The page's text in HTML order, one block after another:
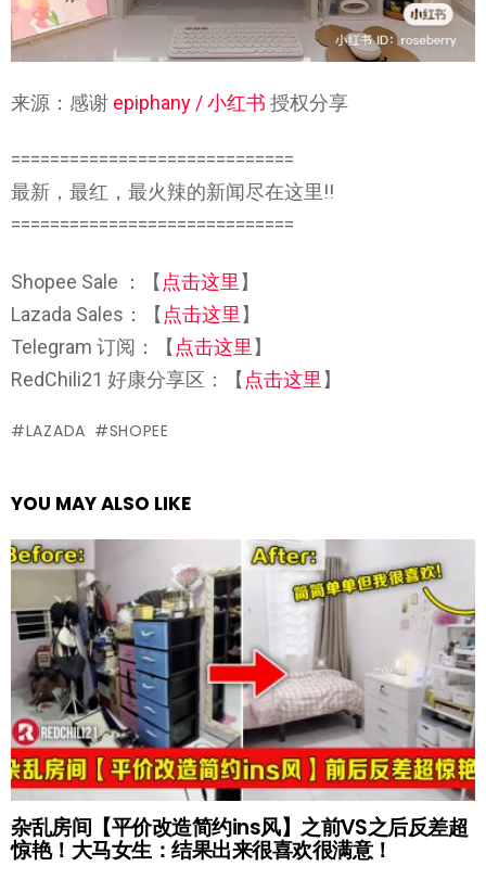
来源：感谢 epiphany / 小红书 授权分享
=============================
最新，最红，最火辣的新闻尽在这里!!
=============================
Shopee Sale ：【 点击这里 】
Lazada Sales：【 点击这里 】
Telegram 订阅：【 点击这里 】
RedChili21 好康分享区：【 点击这里 】
LAZADA SHOPEE
YOU MAY ALSO LIKE
杂乱房间【平价改造简约ins风】之前VS之后反差超
惊艳！大马女生：结果出来很喜欢很满意！